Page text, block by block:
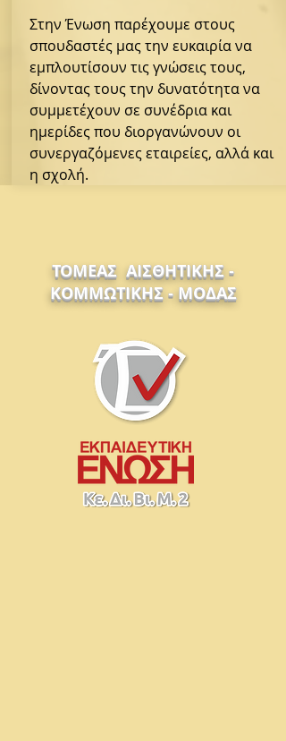
Στην Ένωση παρέχουμε στους
σπουδαστές μας την ευκαιρία να
εμπλουτίσουν τις γνώσεις τους,
δίνοντας τους την δυνατότητα να
συμμετέχουν σε συνέδρια και
ημερίδες που διοργανώνουν οι
συνεργαζόμενες εταιρείες, αλλά και
η σχολή.
ΤΟΜΕΑΣ ΑΙΣΘΗΤΙΚΗΣ -
ΚΟΜΜΩΤΙΚΗΣ - ΜΟΔΑΣ